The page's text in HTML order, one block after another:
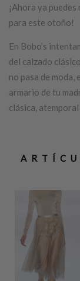
¡Ahora ya
para este otoño!
En Bobo’s
del calzado
no pasa de moda,
armario de tu
clásica,